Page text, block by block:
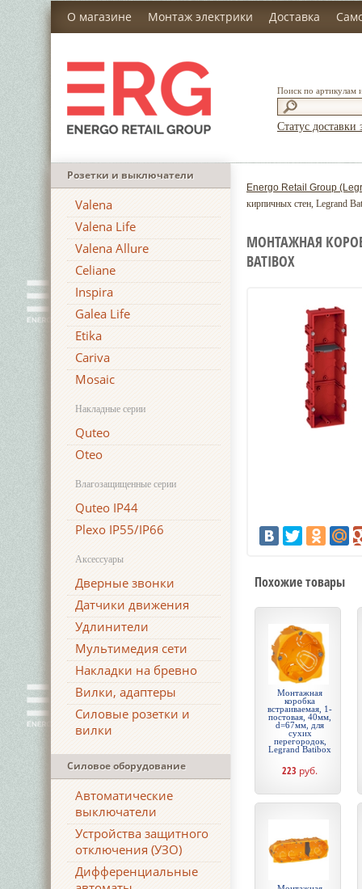
О магазине Монтаж электрики Доставка
Поиск по артикулам
Статус доставки
Розетки и выключатели
Valena
Valena Life
Valena Allure
Celiane
Inspira
Galea Life
Etika
Cariva
Mosaic
Накладные серии
Quteo
Oteo
Влагозащищенные серии
Quteo IP44
Plexo IP55/IP66
Аксессуары
Дверные звонки
Датчики движения
Удлинители
Мультимедия сети
Накладки на бревно
Вилки, адаптеры
Силовые розетки и
вилки
Силовое оборудование
Автоматические
выключатели
Устройства защитного
отключения (УЗО)
Дифференциальные
Energo Retail Group
кирпичных стен, Legrand
МОНТАЖНАЯ
BATIBOX
Похожие товары
Монтажная
коробка
встраиваемая, 1-
постовая, 40мм,
d=67мм, для
сухих
перегородок,
Legrand Batibox
223 руб.